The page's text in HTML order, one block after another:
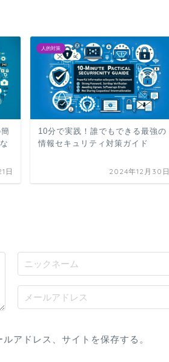
日
人的対策
10分で実践！誰でもできる最強の
情報セキュリティ対策ガイド
2024年12月30日
アドレス、サイトを保存する。